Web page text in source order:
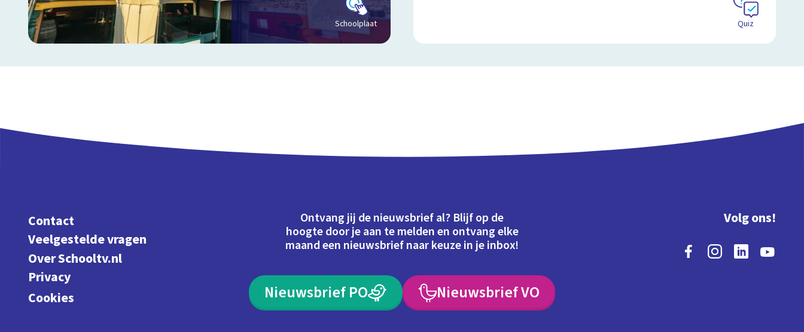
Schoolplaat Quiz
Contact
Veelgestelde vragen
Over Schooltv.nl
Privacy
Cookies
Ontvang jij de nieuwsbrief al? Blijf op de
hoogte door je aan te melden en ontvang elke
maand een nieuwsbrief naar keuze in je inbox!
Nieuwsbrief PO Nieuwsbrief VO
Volg ons!